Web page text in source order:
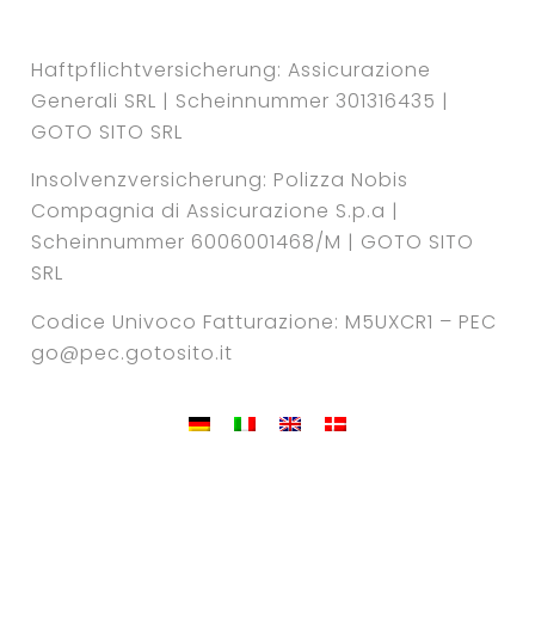
Haftpflichtversicherung: Assicurazione
Generali SRL | Scheinnummer 301316435 |
GOTO SITO SRL
Insolvenzversicherung: Polizza Nobis
Compagnia di Assicurazione S.p.a |
Scheinnummer 6006001468/M | GOTO SITO
SRL
Codice Univoco Fatturazione: M5UXCR1 – PEC
go@pec.gotosito.it